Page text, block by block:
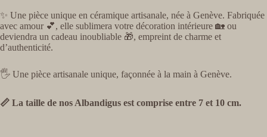
✨ Une pièce unique en céramique artisanale, née à Genève. Fabriquée
avec amour 💕, elle sublimera votre décoration intérieure 🏡 ou
deviendra un cadeau inoubliable 🎁, empreint de charme et
d’authenticité.
🖐️ Une pièce artisanale unique, façonnée à la main à Genève.
📏 La taille de nos Albandigus est comprise entre 7 et 10 cm.